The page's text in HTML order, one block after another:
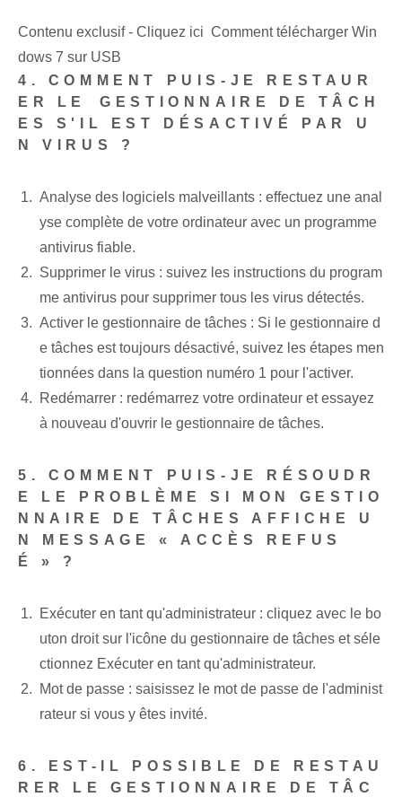
Contenu exclusif - Cliquez ici Comment télécharger Win
dows 7 sur USB
4. COMMENT PUIS-JE RESTAUR
ER LE ⁤GESTIONNAIRE DE TÂCH
ES‌ S'IL EST DÉSACTIVÉ PAR U
N VIRUS ?
Analyse des logiciels malveillants⁢ : effectuez une anal
yse complète de ⁢votre‍ ordinateur avec un programme
antivirus fiable.
Supprimer le virus : suivez les instructions du program
me antivirus pour supprimer tous les virus détectés.
Activer le gestionnaire de tâches : Si le gestionnaire d
e tâches est toujours désactivé, suivez les étapes men
tionnées dans la question numéro 1 pour l'activer.
Redémarrer : redémarrez votre ordinateur et essayez
à nouveau d'ouvrir le gestionnaire de tâches.
5. COMMENT PUIS-JE RÉSOUDR
E LE PROBLÈME SI MON GESTIO
NNAIRE DE TÂCHES AFFICHE U
N MESSAGE « ACCÈS REFUS
É » ?
Exécuter en tant qu'administrateur : cliquez avec le bo
uton droit sur l'icône du gestionnaire de tâches et séle
ctionnez Exécuter en tant qu'administrateur.
Mot de passe : saisissez le mot de passe de l'administ
rateur si vous y êtes invité.
6. EST-IL POSSIBLE DE RESTAU
RER LE GESTIONNAIRE DE TÂC